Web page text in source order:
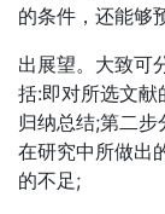
的条件，还能够
出展望。大致可
括:即对所选文
归纳总结;第二
在研究中所做出
的不足;